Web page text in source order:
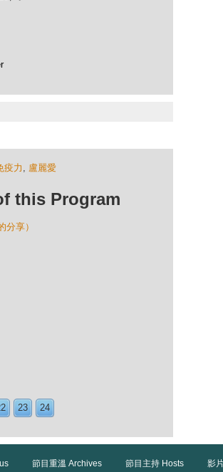
疫力, 盧麗愛
this Program
享）
23 24
節目重溫 Archives 節目主持 Hosts 影